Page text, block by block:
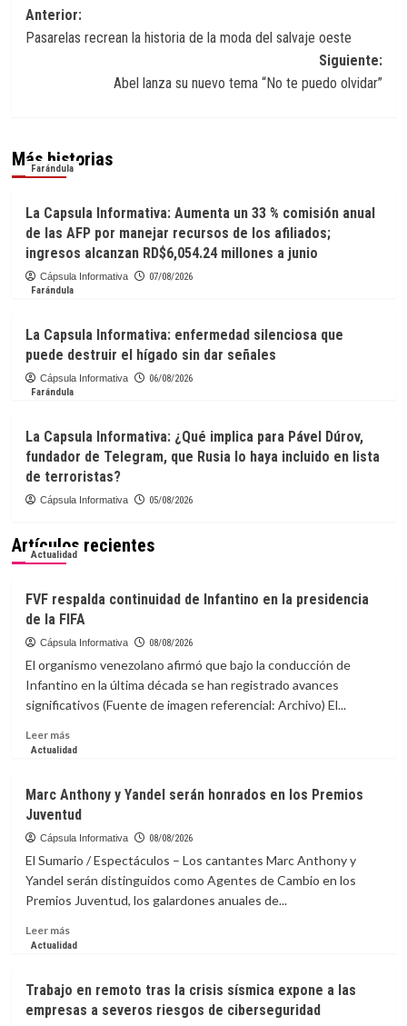
Navegación
de
entradas
Anterior:
Pasarelas recrean la historia de la moda del salvaje oeste
Siguiente:
Abel lanza su nuevo tema “No te puedo olvidar”
Más historias
Farándula
La Capsula Informativa: Aumenta un 33 % comisión anual
de las AFP por manejar recursos de los afiliados;
ingresos alcanzan RD$6,054.24 millones a junio
Cápsula Informativa
07/08/2026
Farándula
La Capsula Informativa: enfermedad silenciosa que
puede destruir el hígado sin dar señales
Cápsula Informativa
06/08/2026
Farándula
La Capsula Informativa: ¿Qué implica para Pável Dúrov,
fundador de Telegram, que Rusia lo haya incluido en lista
de terroristas?
Cápsula Informativa 05/08/2026
Artículos recientes
Actualidad
FVF respalda continuidad de Infantino en la presidencia
de la FIFA
Cápsula Informativa 08/08/2026
El organismo venezolano afirmó que bajo la conducción de
Infantino en la última década se han registrado avances
significativos (Fuente de imagen referencial: Archivo) El...
Leer másLeer
más
respalda
continuidad
de
en
la
presidencia
la
Actualidad
Marc Anthony y Yandel serán honrados en los Premios
Juventud
Cápsula Informativa 08/08/2026
El Sumario / Espectáculos – Los cantantes Marc Anthony y
Yandel serán distinguidos como Agentes de Cambio en los
Premios Juventud, los galardones anuales de...
Leer másLeer
más
Anthony
y
Actualidad
Trabajo en remoto tras la crisis sísmica expone a las
empresas a severos riesgos de ciberseguridad